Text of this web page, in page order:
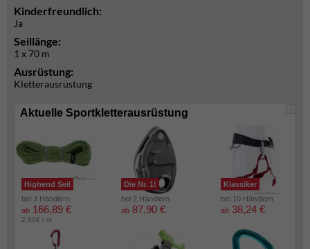
Kinderfreundlich:
Ja
Seillänge:
1 x 70 m
Ausrüstung:
Kletterausrüstung
i
Aktuelle Sportkletterausrüstung
Highend Seil
bei 3 Händlern
ab 166,89 €
2.80€ / m
Die Nr. 1!
bei 2 Händlern
ab 87,90 €
Klassiker
bei 10 Händlern
ab 38,24 €